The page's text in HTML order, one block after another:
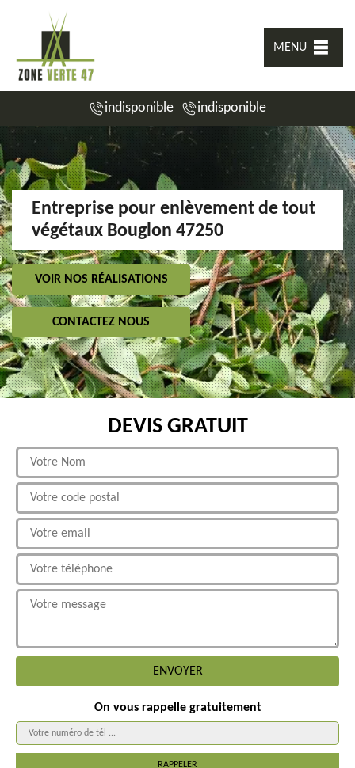
MENU
indisponible indisponible
Entreprise pour enlèvement de tout
végétaux Bouglon 47250
VOIR NOS RÉALISATIONS
CONTACTEZ NOUS
DEVIS GRATUIT
On vous rappelle gratuitement